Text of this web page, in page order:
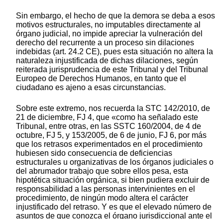
Sin embargo, el hecho de que la demora se deba a esos
motivos estructurales, no imputables directamente al
órgano judicial, no impide apreciar la vulneración del
derecho del recurrente a un proceso sin dilaciones
indebidas (art. 24.2 CE), pues esta situación no altera la
naturaleza injustificada de dichas dilaciones, según
reiterada jurisprudencia de este Tribunal y del Tribunal
Europeo de Derechos Humanos, en tanto que el
ciudadano es ajeno a esas circunstancias.
Sobre este extremo, nos recuerda la STC 142/2010, de
21 de diciembre, FJ 4, que «como ha señalado este
Tribunal, entre otras, en las SSTC 160/2004, de 4 de
octubre, FJ 5, y 153/2005, de 6 de junio, FJ 6, por más
que los retrasos experimentados en el procedimiento
hubiesen sido consecuencia de deficiencias
estructurales u organizativas de los órganos judiciales o
del abrumador trabajo que sobre ellos pesa, esta
hipotética situación orgánica, si bien pudiera excluir de
responsabilidad a las personas intervinientes en el
procedimiento, de ningún modo altera el carácter
injustificado del retraso. Y es que el elevado número de
asuntos de que conozca el órgano jurisdiccional ante el